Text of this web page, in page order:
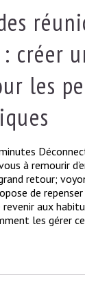
créer
les
à remourir
retour;
de
aux
les gérer